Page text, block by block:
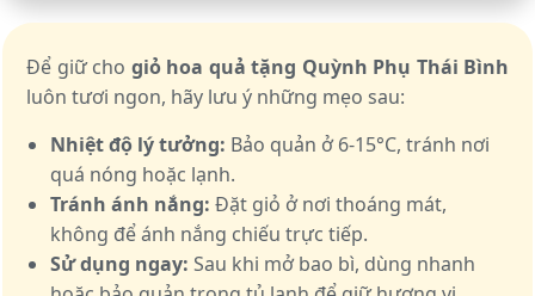
Để giữ cho giỏ hoa quả tặng Quỳnh Phụ Thái Bình
luôn tươi ngon, hãy lưu ý những mẹo sau:
Nhiệt độ lý tưởng: Bảo quản ở 6-15°C, tránh nơi
quá nóng hoặc lạnh.
Tránh ánh nắng: Đặt giỏ ở nơi thoáng mát,
không để ánh nắng chiếu trực tiếp.
Sử dụng ngay: Sau khi mở bao bì, dùng nhanh